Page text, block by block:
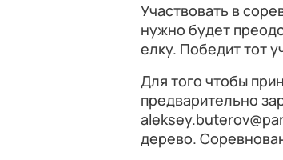
Участвовать в
нужно будет
елку. Победит тот
Для того чтобы
предварительно
дерево.